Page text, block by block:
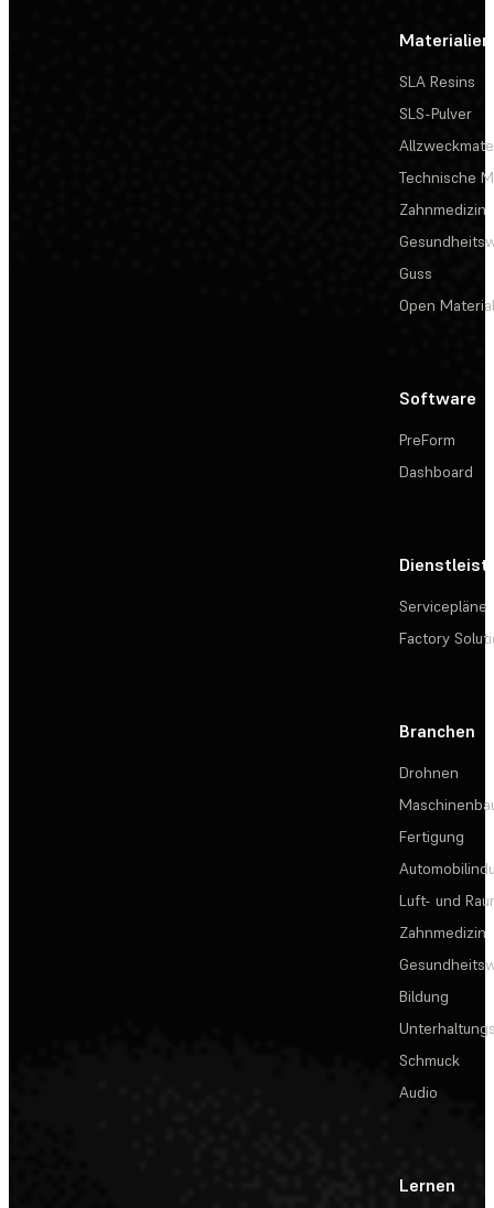
Materialien
SLA Resins
SLS-Pulver
Technische
Zahnmedizin
Guss
Open
Software
PreForm
Dashboard
Servicepläne
Factory
Branchen
Drohnen
Fertigung
Luft- und
Zahnmedizin
Bildung
Schmuck
Audio
Lernen